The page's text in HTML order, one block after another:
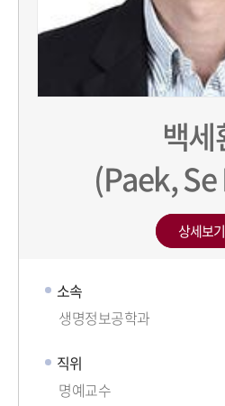
백세
(Paek,
상세보기
소속
생명정보공학과
직위
명예교수